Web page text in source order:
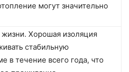
могут значительно
Хорошая изоляция
стабильную
в течение всего года, что